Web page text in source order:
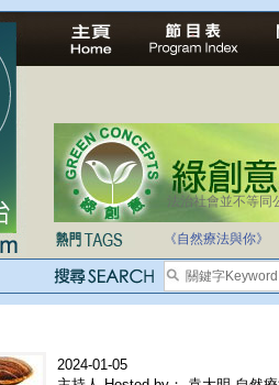
法治社會並不等同
自家教育合法化-
《自然療法與你》
2024-01-05